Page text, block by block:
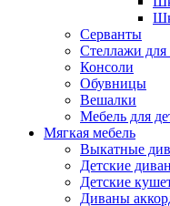
Серванты
Стеллажи для
Консоли
Обувницы
Вешалки
Мебель для
Мягкая мебель
Выкатные
Детские
Детские
Диваны